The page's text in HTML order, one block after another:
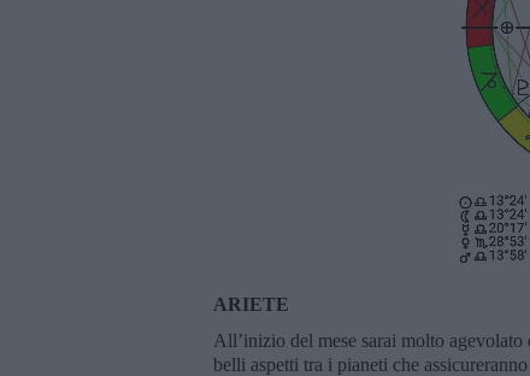
ARIETE
All’inizio del mese sarai molto
belli aspetti tra i pianeti che